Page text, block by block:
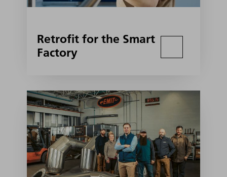
Retrofit for the Smart
Factory